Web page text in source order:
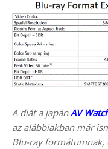
A diát a japánAV
az alábbiakban már
Blu-ray formátumnak,